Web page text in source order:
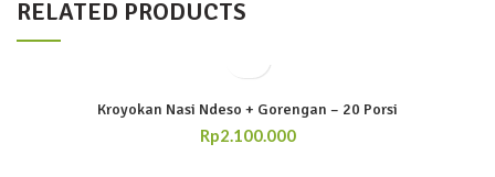
RELATED PRODUCTS
Kroyokan Nasi Ndeso + Gorengan – 20 Porsi
Rp2.100.000